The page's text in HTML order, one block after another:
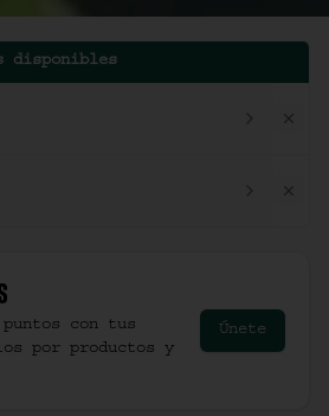
disponibles
con tus
por productos y
Únete